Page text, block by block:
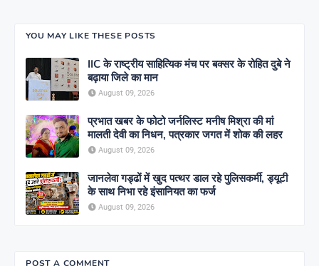
YOU MAY LIKE THESE POSTS
IIC के राष्ट्रीय साहित्यिक मंच पर बक्सर के रोहित दुबे ने
बढ़ाया जिले का मान
August 09, 2026
प्रभात खबर के फोटो जर्नलिस्ट मनीष मिश्रा की मां
मालती देवी का निधन, पत्रकार जगत में शोक की लहर
August 09, 2026
जानलेवा गड्ढों में खुद पत्थर डाल रहे पुलिसकर्मी, ड्यूटी
के साथ निभा रहे इंसानियत का फर्ज
August 09, 2026
POST A COMMENT